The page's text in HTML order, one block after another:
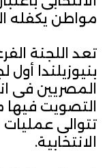
مواطن يكفله
تعد اللجنة
بنيوزيلندا أول
المصريين فى
التصويت
تتوالى
الانتخابية.